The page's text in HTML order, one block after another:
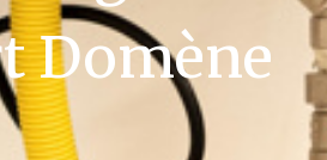
Domène